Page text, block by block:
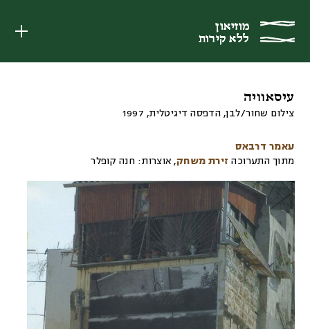
מוזיאון
ללא קירות
מוזיאון
ללא קירות
עיסאוויה
צילום שחור/לבן, הדפסה דיגיטלית,
1997
עאמר דרבאס
מתוך התערוכה זירת משחק, אוצרות: חנה קופלר